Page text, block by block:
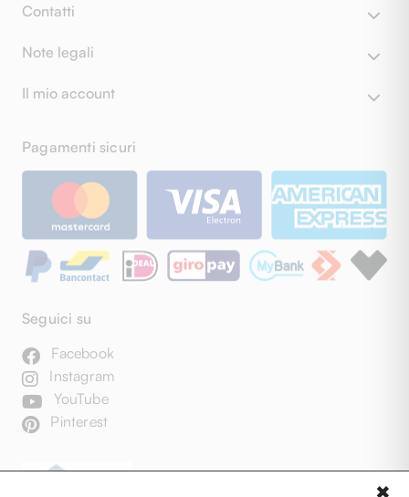
Contatti
Note legali
Il mio account
Pagamenti sicuri
Seguici su
Facebook
Instagram
YouTube
Pinterest
✖